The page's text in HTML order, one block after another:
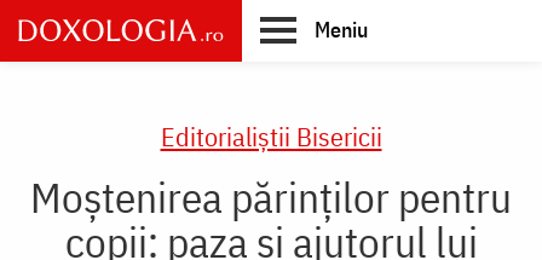
Skip
to
main
Meniu
Editorialiștii Bisericii
Moștenirea părinților pentru
copii: paza și ajutorul lui